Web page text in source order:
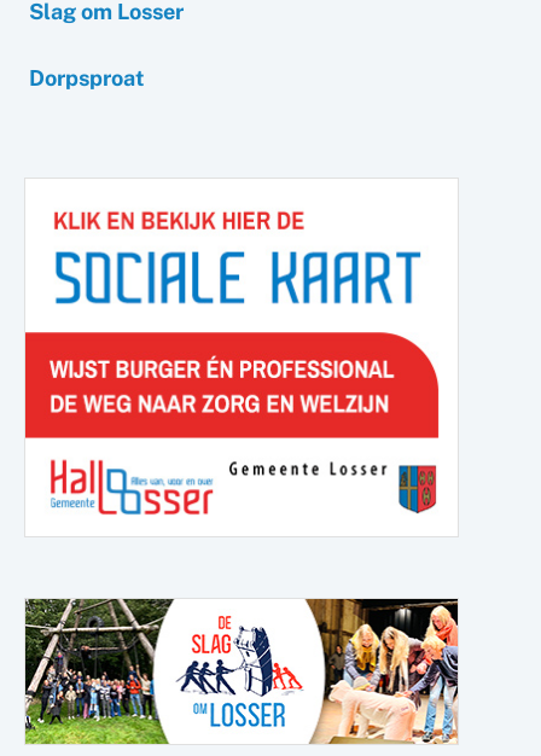
Slag om Losser
Dorpsproat